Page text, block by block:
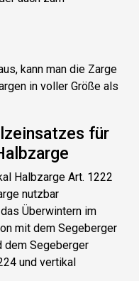
kann man die Zarge
in voller Größe als
für
Halbzarge Art. 1222
nutzbar
Überwintern im
mit dem Segeberger
dem Segeberger
und vertikal